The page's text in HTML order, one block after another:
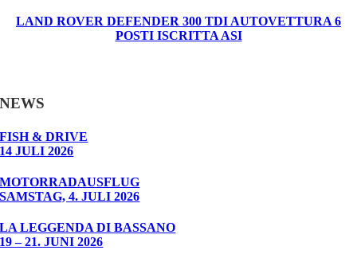
LAND ROVER DEFENDER 300 TDI AUTOVETTURA 6
POSTI ISCRITTA ASI
NEWS
FISH & DRIVE
14 JULI 2026
MOTORRADAUSFLUG
SAMSTAG, 4. JULI 2026
LA LEGGENDA DI BASSANO
19 – 21. JUNI 2026